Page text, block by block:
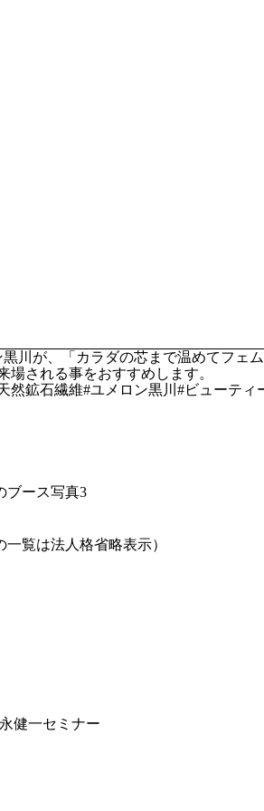
川が、「カラダの芯まで温めてフ
される事をおすすめします。
然鉱石繊維#ユメロン黒川#ビューテ
一覧は法人格省略表示）